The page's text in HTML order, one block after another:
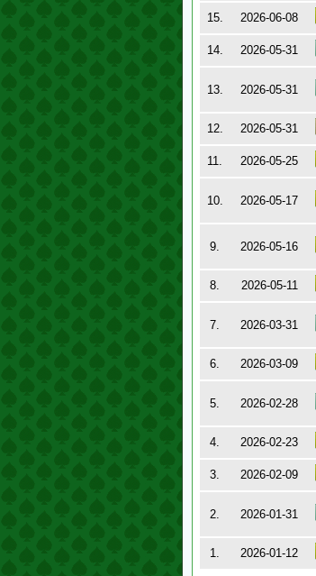
15. 2026-06-08
14. 2026-05-31
13. 2026-05-31
12. 2026-05-31
11. 2026-05-25
10. 2026-05-17
9. 2026-05-16
8. 2026-05-11
7. 2026-03-31
6. 2026-03-09
5. 2026-02-28
4. 2026-02-23
3. 2026-02-09
2. 2026-01-31
1. 2026-01-12